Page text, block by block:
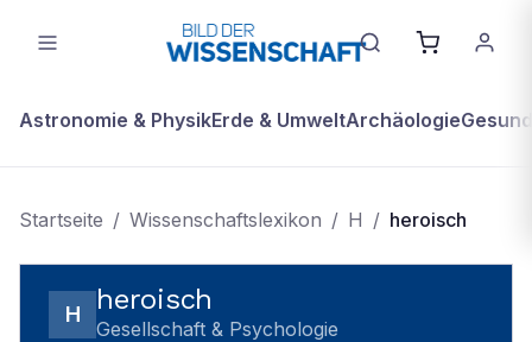
Astronomie & PhysikErde & UmweltArchäologie
Startseite / Wissenschaftslexikon / H / heroisch
H heroisch
Gesellschaft & Psychologie